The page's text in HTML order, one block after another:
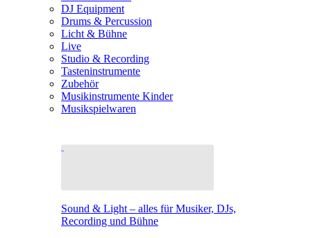
DJ Equipment
Drums & Percussion
Licht & Bühne
Live
Studio & Recording
Tasteninstrumente
Zubehör
Musikinstrumente Kinder
Musikspielwaren
Sound & Light – alles für Musiker, DJs,
Recording und Bühne